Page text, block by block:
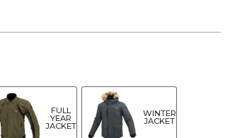
FULL
YEAR
JACKET
WINTER
JACKET